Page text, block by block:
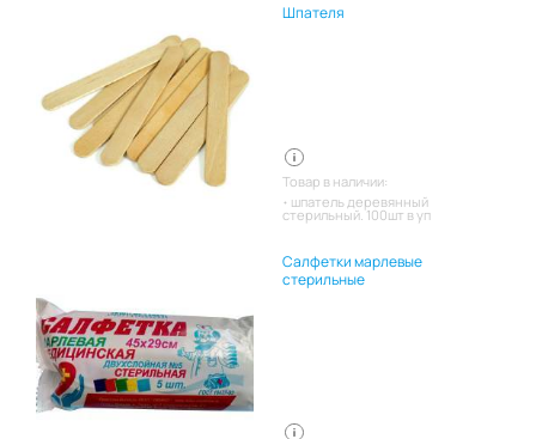
Шпателя
Товар в наличии:
шпатель деревянный
стерильный. 100шт в уп
Салфетки марлевые
стерильные